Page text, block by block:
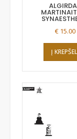
€ 15.00
Į